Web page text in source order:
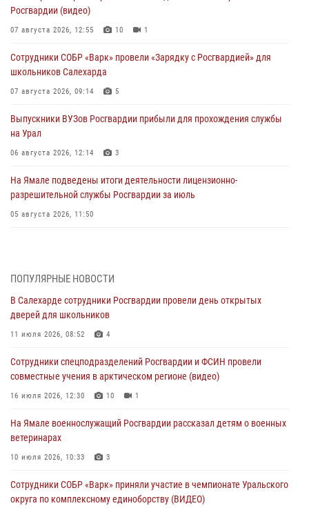
Росгвардии (видео)
07 августа 2026, 12:55 10 1
Сотрудники СОБР «Варк» провели «Зарядку с Росгвардией» для
школьников Салехарда
07 августа 2026, 09:14 5
Выпускники ВУЗов Росгвардии прибыли для прохождения службы
на Урал
06 августа 2026, 12:14 3
На Ямале подведены итоги деятельности лицензионно-
разрешительной службы Росгвардии за июль
05 августа 2026, 11:50
03 августа 2026, 07:21 2
Генерал-полковник Юрий Аверин выступил на Всероссийском
молодёжном образовательном форуме «Территория смыслов»
03 августа 2026, 06:54
Директор Росгвардии Герой России генерал армии Виктор Золотов
поздравил специалистов подразделений тыла с профессиональным
праздником
Сотрудники СОБР «Варк» повышают боевое мастерство на Ямале
30 июля 2026, 09:34 1
Офицеры спецназа Росгвардии провели практическое занятие для
сотрудников прокуратуры на Ямале
ПОПУЛЯРНЫЕ НОВОСТИ
В Салехарде сотрудники Росгвардии провели день открытых
дверей для школьников
11 июля 2026, 08:52 4
Сотрудники спецподразделений Росгвардии и ФСИН провели
совместные учения в арктическом регионе (видео)
16 июля 2026, 12:30 10 1
На Ямале военнослужащий Росгвардии рассказал детям о военных
ветеринарах
10 июля 2026, 10:33 3
Сотрудники СОБР «Варк» приняли участие в чемпионате Уральского
округа по комплексному единоборству (ВИДЕО)